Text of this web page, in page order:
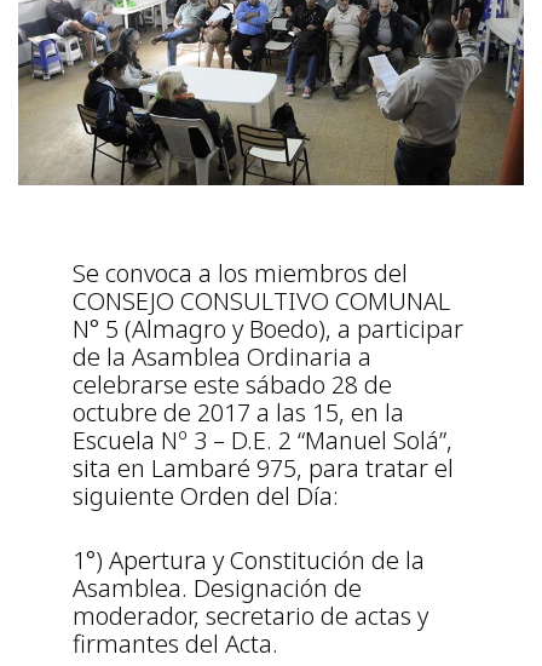
Se convoca a los miembros del
CONSEJO CONSULTIVO COMUNAL
N° 5 (Almagro y Boedo), a participar
de la Asamblea Ordinaria a
celebrarse este sábado 28 de
octubre de 2017 a las 15, en la
Escuela Nº 3 – D.E. 2 “Manuel Solá”,
sita en Lambaré 975, para tratar el
siguiente Orden del Día:
1°) Apertura y Constitución de la
Asamblea. Designación de
moderador, secretario de actas y
firmantes del Acta.